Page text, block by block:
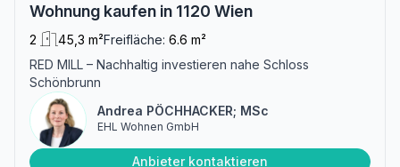
Wohnung kaufen in 1120 Wien
2 45,3 m²Freifläche: 6.6 m²
RED MILL – Nachhaltig investieren nahe Schloss
Schönbrunn
Andrea PÖCHHACKER; MSc
EHL Wohnen GmbH
Anbieter kontaktieren